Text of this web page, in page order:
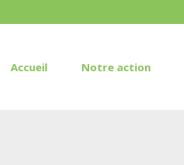
Accueil Notre action